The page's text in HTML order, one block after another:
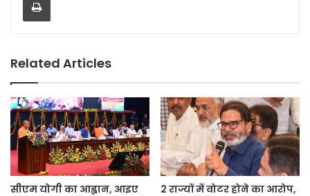
Related Articles
सीएम योगी का आह्वान, आइए
2 राज्यों में वोटर होने का आरोप,